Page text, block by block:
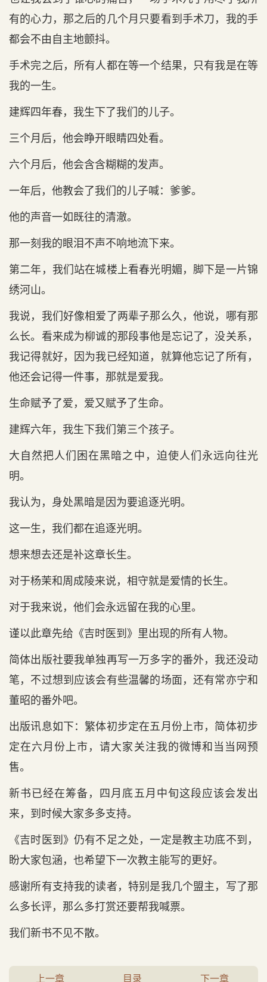
有的心力，那之后的几个月只要看到手术刀，我的手
都会不由自主地颤抖。
手术完之后，所有人都在等一个结果，只有我是在等
我的一生。
建辉四年春，我生下了我们的儿子。
三个月后，他会睁开眼睛四处看。
六个月后，他会含含糊糊的发声。
一年后，他教会了我们的儿子喊：爹爹。
他的声音一如既往的清澈。
那一刻我的眼泪不声不响地流下来。
第二年，我们站在城楼上看春光明媚，脚下是一片锦
绣河山。
我说，我们好像相爱了两辈子那么久，他说，哪有那
么长。看来成为柳诚的那段事他是忘记了，没关系，
我记得就好，因为我已经知道，就算他忘记了所有，
他还会记得一件事，那就是爱我。
生命赋予了爱，爱又赋予了生命。
建辉六年，我生下我们第三个孩子。
大自然把人们困在黑暗之中，迫使人们永远向往光
明。
我认为，身处黑暗是因为要追逐光明。
这一生，我们都在追逐光明。
想来想去还是补这章长生。
对于杨茉和周成陵来说，相守就是爱情的长生。
对于我来说，他们会永远留在我的心里。
谨以此章先给《吉时医到》里出现的所有人物。
简体出版社要我单独再写一万多字的番外，我还没动
笔，不过想到应该会有些温馨的场面，还有常亦宁和
董昭的番外吧。
出版讯息如下：繁体初步定在五月份上市，简体初步
定在六月份上市，请大家关注我的微博和当当网预
售。
新书已经在筹备，四月底五月中旬这段应该会发出
来，到时候大家多多支持。
《吉时医到》仍有不足之处，一定是教主功底不到，
盼大家包涵，也希望下一次教主能写的更好。
感谢所有支持我的读者，特别是我几个盟主，写了那
么多长评，那么多打赏还要帮我喊票。
我们新书不见不散。
上一章 目录 下一章